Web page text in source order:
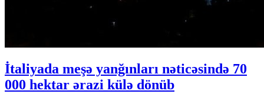
İtaliyada meşə yanğınları nəticəsində 70
000 hektar ərazi külə dönüb